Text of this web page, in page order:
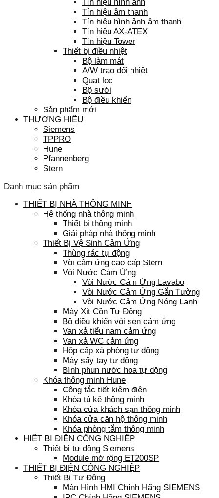
Tín hiệu hình ảnh
Tín hiệu âm thanh
Tín hiệu hình ảnh âm thanh
Tín hiệu AX-ATEX
Tín hiệu Tower
Thiết bị điều nhiệt
Bộ làm mát
A/W trao đổi nhiệt
Quạt lọc
Bộ sưởi
Bộ điều khiển
Sản phẩm mới
THƯƠNG HIỆU
Siemens
TPPRO
Hune
Pfannenberg
Stern
Danh mục sản phẩm
THIẾT BỊ NHÀ THÔNG MINH
Hệ thống nhà thông minh
Thiết bị thông minh
Giải pháp nhà thông minh
Thiết Bị Vệ Sinh Cảm Ứng
Thùng rác tự động
Vòi cảm ứng cao cấp Stern
Vòi Nước Cảm Ứng
Vòi Nước Cảm Ứng Lavabo
Vòi Nước Cảm Ứng Gắn Tường
Vòi Nước Cảm Ứng Nóng Lạnh
Máy Xịt Cồn Tự Động
Bộ điều khiển vòi sen cảm ứng
Van xả tiểu nam cảm ứng
Van xả WC cảm ứng
Hộp cấp xà phòng tự động
Máy sấy tay tự động
Bình phun nước hoa tự động
Khóa thông minh Hune
Công tắc tiết kiệm điện
Khóa tủ kệ thông minh
Khóa cửa khách sạn thông minh
Khóa cửa căn hộ thông minh
Khóa phòng tắm thông minh
HIẾT BỊ ĐIỆN CÔNG NGHIỆP
Thiết bị tự động Siemens
Module mở rộng ET200SP
THIẾT BỊ ĐIỆN CÔNG NGHIỆP
Thiết Bị Tự Động
Màn Hình HMI Chính Hãng SIEMENS